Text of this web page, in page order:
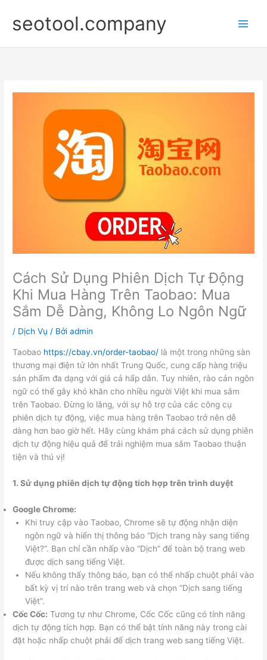
dung
seotool.company
Cách Sử Dụng Phiên Dịch Tự Động
Khi Mua Hàng Trên Taobao: Mua
Sắm Dễ Dàng, Không Lo Ngôn Ngữ
/ Dịch Vụ / Bởiadmin
Taobao https://cbay.vn/order-taobao/ là một trong những sàn
thương mại điện tử lớn nhất Trung Quốc, cung cấp hàng triệu
sản phẩm đa dạng với giá cả hấp dẫn. Tuy nhiên, rào cản ngôn
ngữ có thể gây khó khăn cho nhiều người Việt khi mua sắm
trên Taobao. Đừng lo lắng, với sự hỗ trợ của các công cụ
phiên dịch tự động, việc mua hàng trên Taobao trở nên dễ
dàng hơn bao giờ hết. Hãy cùng khám phá cách sử dụng phiên
dịch tự động hiệu quả để trải nghiệm mua sắm Taobao thuận
tiện và thú vị!
1. Sử dụng phiên dịch tự động tích hợp trên trình duyệt
Google Chrome:
Khi truy cập vào Taobao, Chrome sẽ tự động nhận diện
ngôn ngữ và hiển thị thông báo “Dịch trang này sang tiếng
Việt?”. Bạn chỉ cần nhấp vào “Dịch” để toàn bộ trang web
được dịch sang tiếng Việt.
Nếu không thấy thông báo, bạn có thể nhấp chuột phải vào
bất kỳ vị trí nào trên trang web và chọn “Dịch sang tiếng
Việt”.
Cốc Cốc: Tương tự như Chrome, Cốc Cốc cũng có tính năng
dịch tự động tích hợp. Bạn có thể bật tính năng này trong cài
đặt hoặc nhấp chuột phải để dịch trang web sang tiếng Việt.